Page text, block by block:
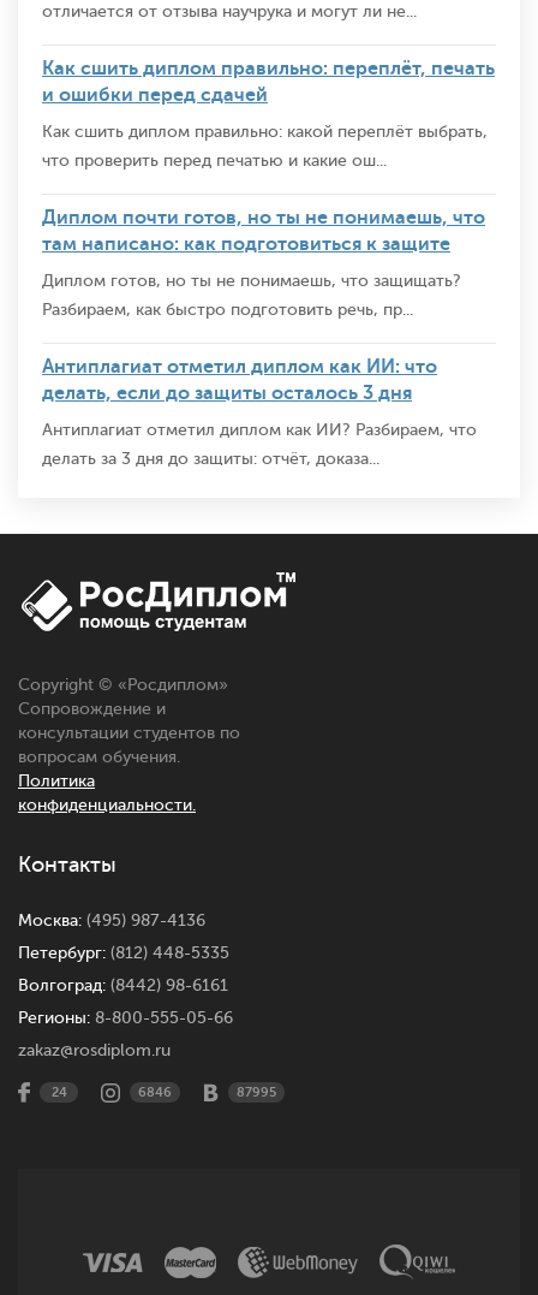
отличается от отзыва научрука и могут ли не...
Как сшить диплом правильно: переплёт, печать
и ошибки перед сдачей
Как сшить диплом правильно: какой переплёт выбрать,
что проверить перед печатью и какие ош...
Диплом почти готов, но ты не понимаешь, что
там написано: как подготовиться к защите
Диплом готов, но ты не понимаешь, что защищать?
Разбираем, как быстро подготовить речь, пр...
Антиплагиат отметил диплом как ИИ: что
делать, если до защиты осталось 3 дня
Антиплагиат отметил диплом как ИИ? Разбираем, что
делать за 3 дня до защиты: отчёт, доказа...
Copyright © «Росдиплом»
Сопровождение и
консультации студентов по
вопросам обучения.
Политика
конфиденциальности.
Контакты
Москва: (495) 987-4136
Петербург: (812) 448-5335
Волгоград: (8442) 98-6161
Регионы: 8-800-555-05-66
zakaz@rosdiplom.ru
24 6846 87995